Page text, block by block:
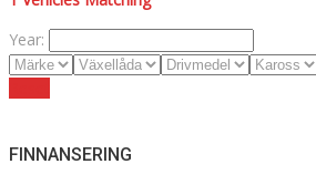
Year:
FINNANSERING